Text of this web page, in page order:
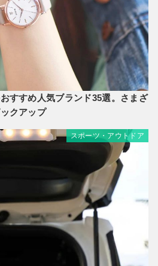
すすめ人気ブランド35選。さまざ
クアップ
スポーツ・アウトドア